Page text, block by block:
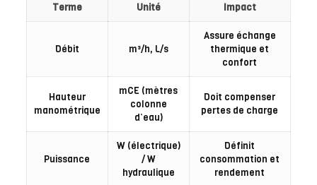
Terme Unité Impact
Débit m³/h, L/s
Assure échange
thermique et
confort
Hauteur
manométrique
mCE (mètres
colonne
d’eau)
Doit compenser
pertes de charge
Puissance
W (électrique)
/ W
hydraulique
Définit
consommation et
rendement